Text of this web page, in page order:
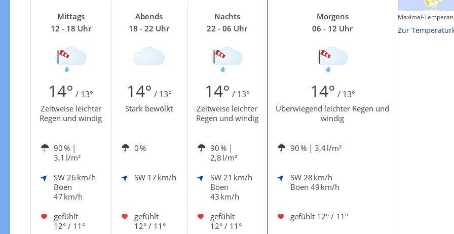
Mittags
12 - 18 Uhr
Abends
18 - 22 Uhr
Nachts
22 - 06 Uhr
Morgens
06 - 12 Uhr
14° / 13° 14° / 13° 14° / 13° 14° / 13°
Zeitweise leichter
Regen und windig
Stark bewölkt
Zeitweise leichter
Regen und windig
Überwiegend leichter Regen und
windig
90 % |
3,1 l/m²
0 % 90 % |
2,8 l/m²
90 % | 3,4 l/m²
SW 26 km/h
Böen
47 km/h
SW 17 km/h SW 21 km/h
Böen
43 km/h
SW 28 km/h
Böen 49 km/h
gefühlt
12° / 11°
gefühlt
12° / 11°
gefühlt
12° / 11°
gefühlt 12° / 11°
Gewitterrisiko in 3h
Zur Gewitterrisikokarte
Zum animierten Regenradar Maximal-
Zur